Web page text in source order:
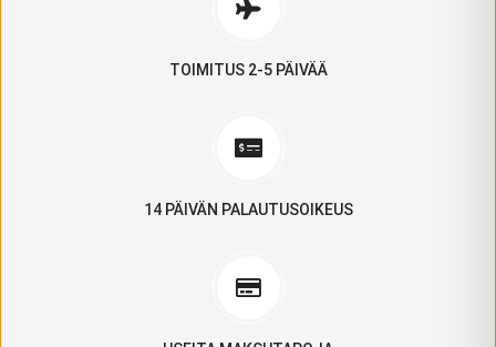
TOIMITUS 2-5 PÄIVÄÄ
14 PÄIVÄN PALAUTUSOIKEUS